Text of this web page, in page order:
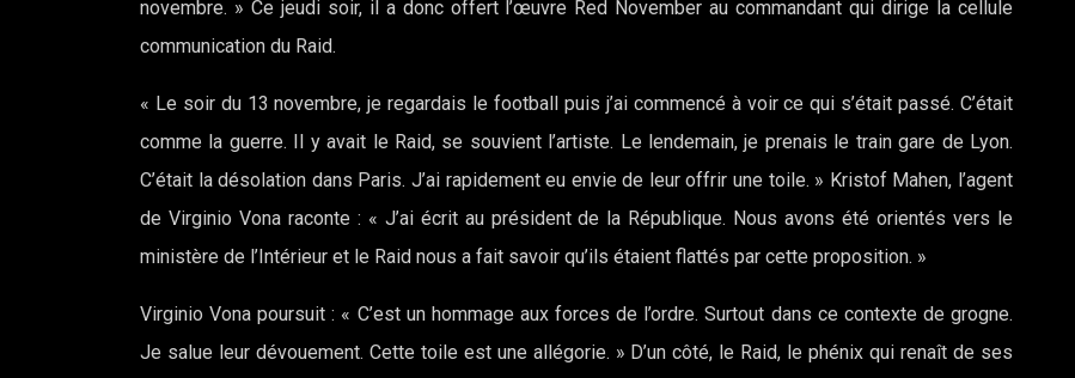
novembre. » Ce jeudi soir, il a donc offert l’œuvre Red November au commandant qui dirige la cellule
communication du Raid.
« Le soir du 13 novembre, je regardais le football puis j’ai commencé à voir ce qui s’était passé. C’était
comme la guerre. Il y avait le Raid, se souvient l’artiste. Le lendemain, je prenais le train gare de Lyon.
C’était la désolation dans Paris. J’ai rapidement eu envie de leur offrir une toile. » Kristof Mahen, l’agent
de Virginio Vona raconte : « J’ai écrit au président de la République. Nous avons été orientés vers le
ministère de l’Intérieur et le Raid nous a fait savoir qu’ils étaient flattés par cette proposition. »
Virginio Vona poursuit : « C’est un hommage aux forces de l’ordre. Surtout dans ce contexte de grogne.
Je salue leur dévouement. Cette toile est une allégorie. » D’un côté, le Raid, le phénix qui renaît de ses